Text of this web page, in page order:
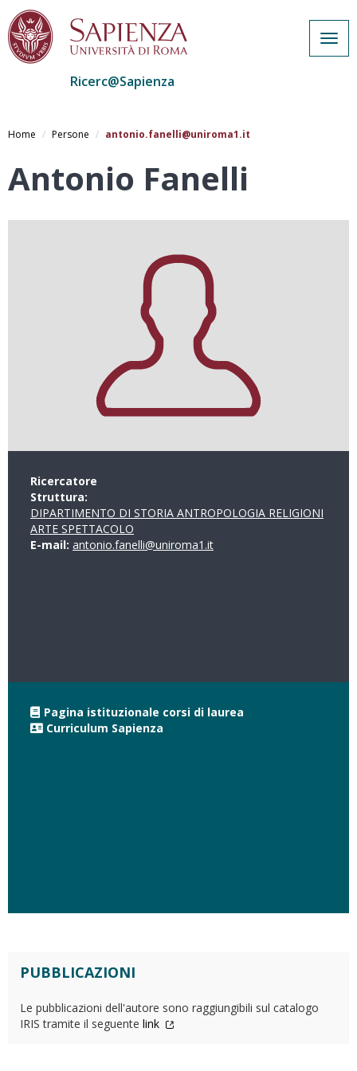
al
Ricerc@Sapienza
Home Persone antonio.fanelli@uniroma1.it
Antonio Fanelli
Ricercatore
Struttura:
DIPARTIMENTO DI STORIA ANTROPOLOGIA RELIGIONI
ARTE SPETTACOLO
E-mail: antonio.fanelli@uniroma1.it
Pagina istituzionale corsi di laurea
Curriculum Sapienza
PUBBLICAZIONI
Le pubblicazioni dell'autore sono raggiungibili sul catalogo
IRIS tramite il seguente link